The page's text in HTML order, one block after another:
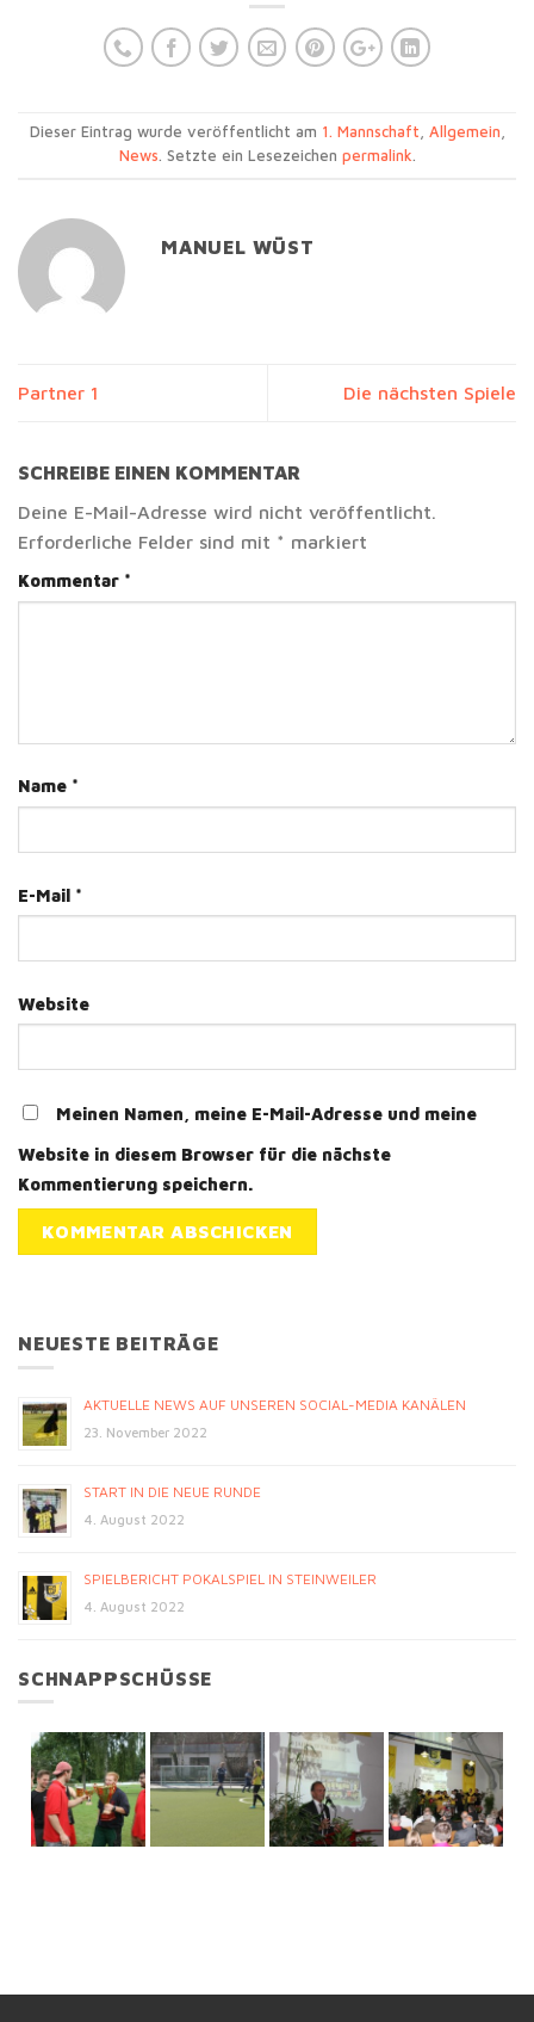
Dieser Eintrag wurde veröffentlicht am 1. Mannschaft, Allgemein,
News. Setzte ein Lesezeichen permalink.
MANUEL WÜST
Partner 1 Die nächsten Spiele
SCHREIBE EINEN KOMMENTAR
Deine E-Mail-Adresse wird nicht veröffentlicht.
Erforderliche Felder sind mit * markiert
Kommentar *
Name *
E-Mail *
Website
Meinen Namen, meine E-Mail-Adresse und meine
Website in diesem Browser für die nächste
Kommentierung speichern.
NEUESTE BEITRÄGE
AKTUELLE NEWS AUF UNSEREN SOCIAL-MEDIA KANÄLEN
23. November 2022
START IN DIE NEUE RUNDE
4. August 2022
SPIELBERICHT POKALSPIEL IN STEINWEILER
4. August 2022
SCHNAPPSCHÜSSE